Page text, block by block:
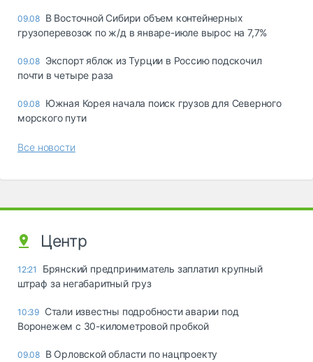
09.08 В Восточной Сибири объем контейнерных
грузоперевозок по ж/д в январе-июле вырос на 7,7%
09.08 Экспорт яблок из Турции в Россию подскочил
почти в четыре раза
09.08 Южная Корея начала поиск грузов для Северного
морского пути
Все новости
Центр
12:21
Брянский предприниматель заплатил крупный
штраф за негабаритный груз
10:39 Стали известны подробности аварии под
Воронежем с 30-километровой пробкой
09.08 В Орловской области по нацпроекту